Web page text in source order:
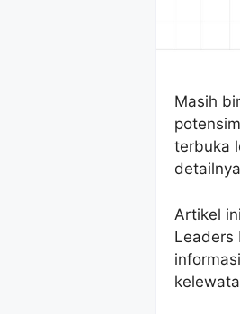
Masih
terbuka
Artikel
Leaders